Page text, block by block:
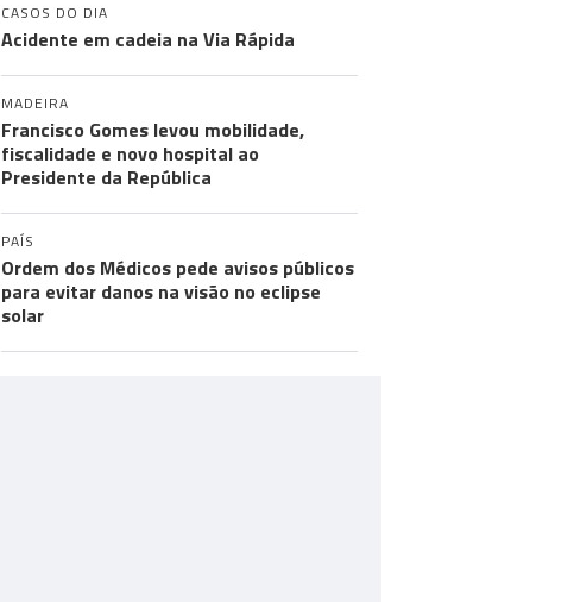
CASOS DO DIA
Acidente em cadeia na Via Rápida
MADEIRA
Francisco Gomes levou mobilidade,
fiscalidade e novo hospital ao
Presidente da República
PAÍS
Ordem dos Médicos pede avisos públicos
para evitar danos na visão no eclipse
solar